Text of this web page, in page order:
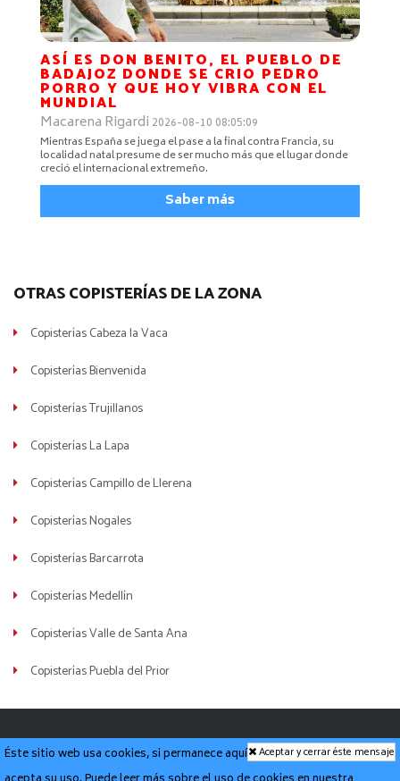
ASÍ ES DON BENITO, EL PUEBLO DE
BADAJOZ DONDE SE CRIO PEDRO
PORRO Y QUE HOY VIBRA CON EL
MUNDIAL
Macarena Rigardi 2026-08-10 08:05:09
Mientras España se juega el pase a la final contra Francia, su
localidad natal presume de ser mucho más que el lugar donde
creció el internacional extremeño.
Saber más
OTRAS COPISTERÍAS DE LA ZONA
Copisterías Cabeza la Vaca
Copisterías Bienvenida
Copisterías Trujillanos
Copisterías La Lapa
Copisterías Campillo de Llerena
Copisterías Nogales
Copisterías Barcarrota
Copisterías Medellín
Copisterías Valle de Santa Ana
Copisterías Puebla del Prior
imprentascercademi © 2026Aviso legal y politica de
Aceptar y cerrar éste mensaje
Éste sitio web usa cookies, si permanece aquí